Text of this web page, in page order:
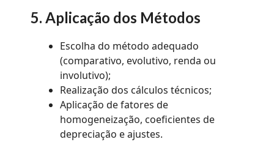
5. Aplicação dos Métodos
Escolha do método adequado
(comparativo, evolutivo, renda ou
involutivo);
Realização dos cálculos técnicos;
Aplicação de fatores de
homogeneização, coeficientes de
depreciação e ajustes.